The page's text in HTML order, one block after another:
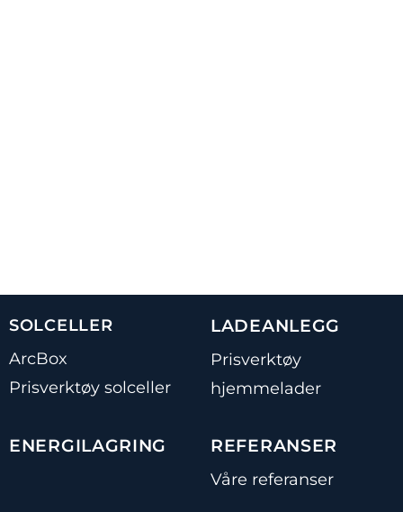
SOLCELLER
ArcBox
Prisverktøy solceller
LADEANLEGG
Prisverktøy
hjemmelader
ENERGILAGRING REFERANSER
Våre referanser